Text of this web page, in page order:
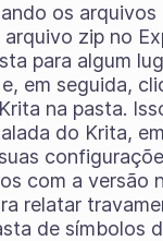
os
zip no
para algum
em seguida,
na pasta.
do Krita,
com a versão
relatar
de símbolos